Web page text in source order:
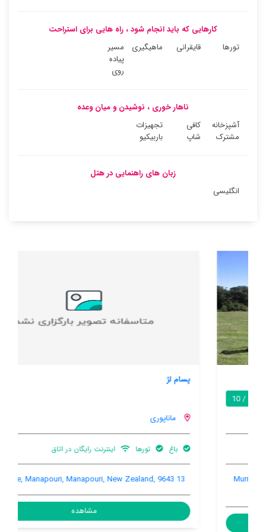
کارهایی که باید انجام شود ، راه هایی برای استراحت
تورها
قایقرانی ماهیگیری
مسیر
پیاده
روی
ناهار خوری ، نوشیدن و میان وعده
آشپزخانه
مشترک
کافی
شاپ
تجهیزات
باربیکیو
زبان های راهنمایی در هتل
انگلیسی
تورها اینترنت رایگان در اتاق
13 Murrell Ave, Manapouri, Manapouri, New Zealand, 9643